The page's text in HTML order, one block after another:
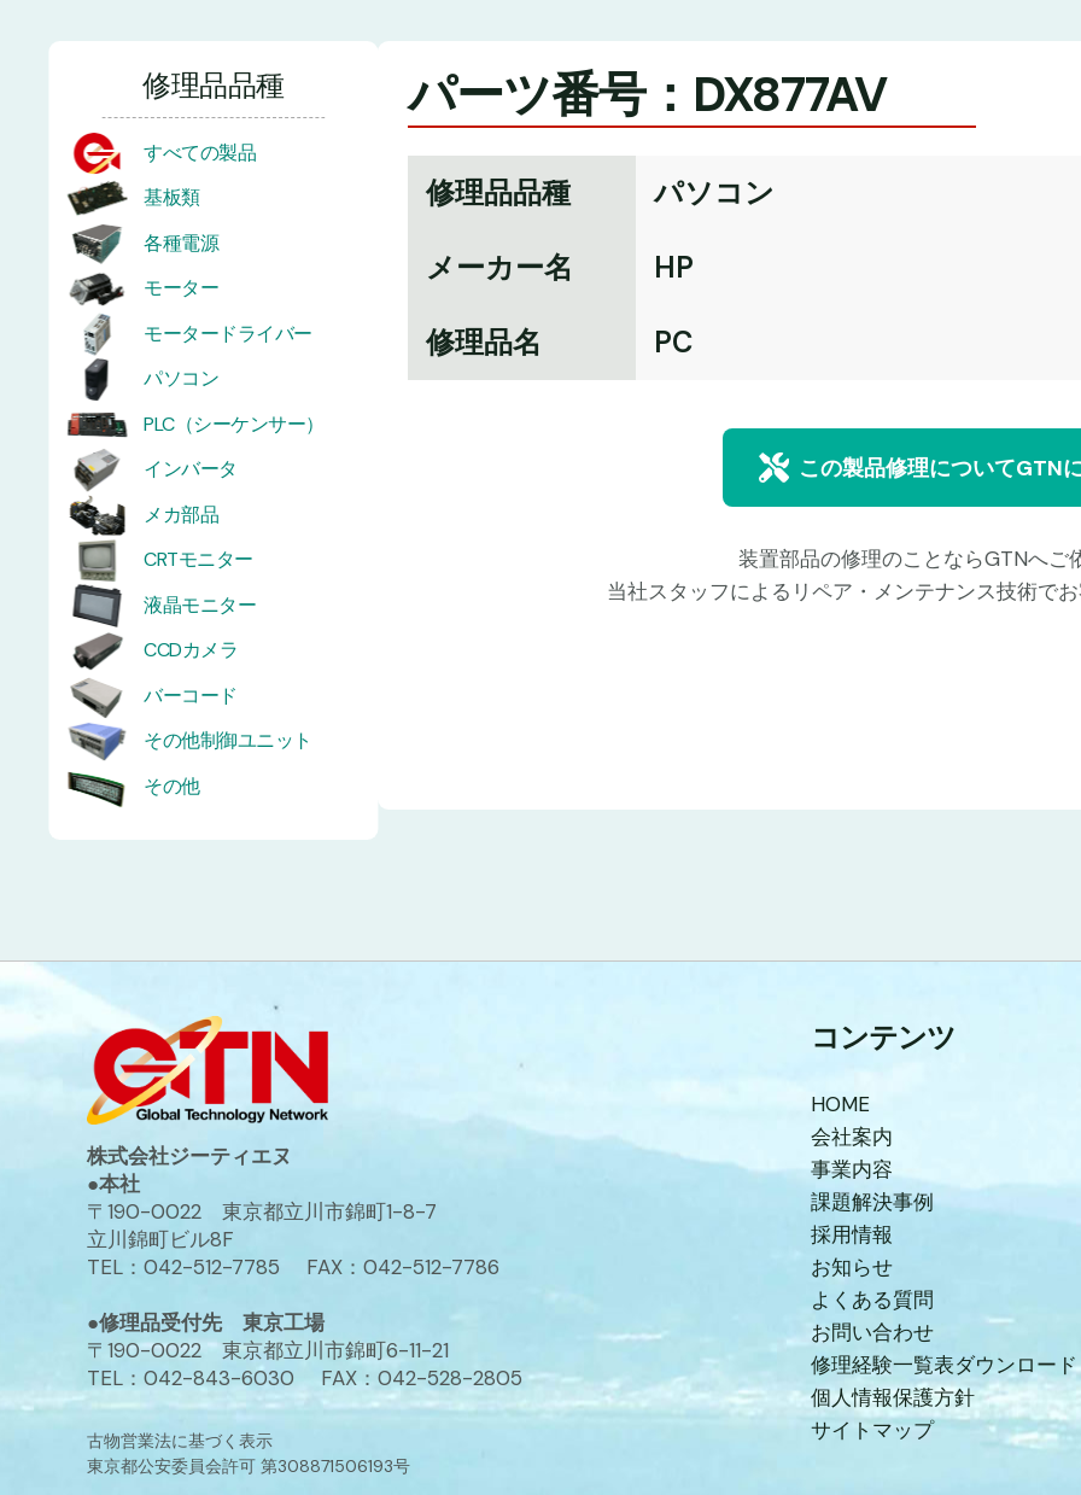
修理品品種
すべての製品
基板類
各種電源
モーター
モータードライバー
パソコン
PLC（シーケンサー）
インバータ
メカ部品
CRTモニター
液晶モニター
CCDカメラ
バーコード
その他制御ユニット
その他
パーツ番号：DX877AV
修理品品種
パソコン
メーカー名
HP
修理品名
PC
この製品修理についてGTN
装置部品の修理のことならGTNへご
当社スタッフによるリペア・メンテナンス技術で
株式会社ジーティエヌ
●本社
〒190-0022 東京都立川市錦町1-8-7
立川錦町ビル8F
TEL：042-512-7785 FAX：042-512-7786
●修理品受付先 東京工場
〒190-0022 東京都立川市錦町6-11-21
TEL：042-843-6030 FAX：042-528-2805
古物営業法に基づく表示
東京都公安委員会許可 第308871506193号
コンテンツ
HOME
会社案内
事業内容
課題解決事例
採用情報
お知らせ
よくある質問
お問い合わせ
修理経験一覧表ダウンロード
個人情報保護方針
サイトマップ